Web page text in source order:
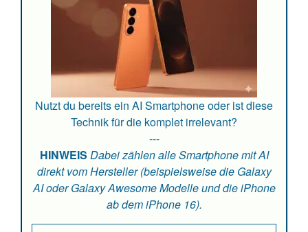
Nutzt du bereits ein AI Smartphone oder ist diese
Technik für die komplet irrelevant?
---
HINWEIS Dabei zählen alle Smartphone mit AI
direkt vom Hersteller (beispielsweise die Galaxy
AI oder Galaxy Awesome Modelle und die iPhone
ab dem iPhone 16).